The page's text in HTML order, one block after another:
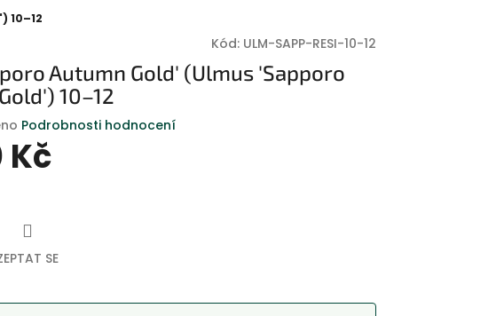
10–12
Kód: ULM-SAPP-RESI-10-12
Autumn Gold' (Ulmus 'Sapporo
10–12
Podrobnosti hodnocení
Kč
SE